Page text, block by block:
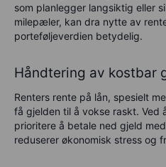
som planlegger langsiktig eller
milepæler, kan dra nytte av
porteføljeverdien betydelig.
Håndtering av kostbar
Renters rente på lån, spesielt
få gjelden til å vokse raskt. Ved
prioritere å betale ned gjeld
reduserer økonomisk stress og